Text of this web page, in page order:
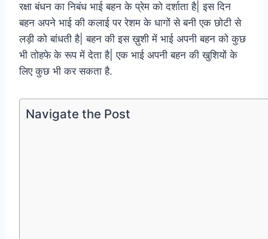
रक्षा बंधन का निबंध भाई बहन के प्रेम को दर्शाता है| इस दिन
बहन अपने भाई की कलाई पर रेशम के धागों से बनी एक छोटी से
लड़ी को बांधती है| बहन की इस ख़ुशी में भाई अपनी बहन को कुछ
भी तोहफे के रूप में देता है| एक भाई अपनी बहन की खुशियों के
लिए कुछ भी कर सकता है.
Navigate the Post